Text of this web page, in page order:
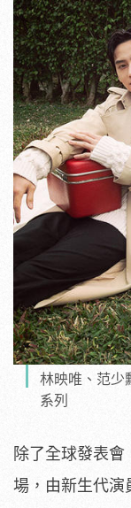
林映唯、范少
系列
除了全球發表
場，由新生代演